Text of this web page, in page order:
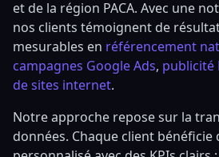
et de la région PACA. Avec une
nos clients témoignent de
mesurables en référencement
campagnes Google Ads, publicité
de sites internet.
Notre approche repose sur la
données. Chaque client